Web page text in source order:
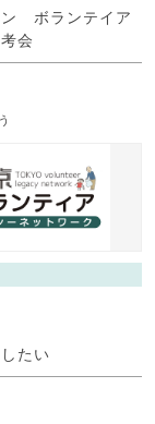
ン ボランテイア
会
たい